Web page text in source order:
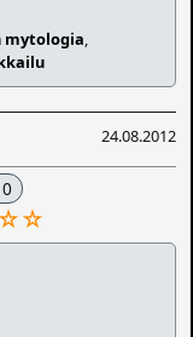
,
24.08.2012
☆☆